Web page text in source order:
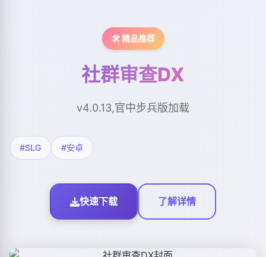
🛠️ 精品推荐
社群审查DX
v4.0.13,官中步兵版加载
#SLG #安卓
快速下载 了解详情